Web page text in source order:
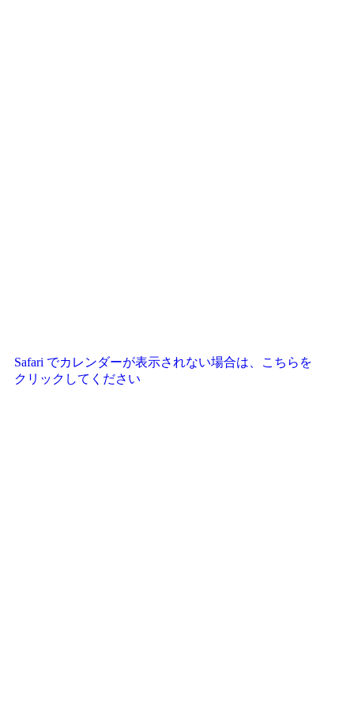
Safari でカレンダーが表示されない場合は、
こちらを
クリックしてください